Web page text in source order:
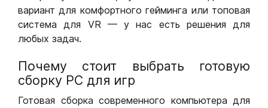
вариант для комфортного гейминга или топовая
система для VR — у нас есть решения для
любых задач.
Почему стоит выбрать готовую
сборку РС для игр
Готовая сборка современного компьютера для